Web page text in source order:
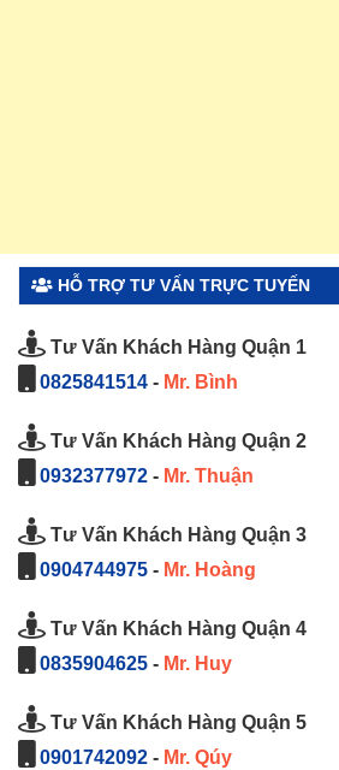
HỖ TRỢ TƯ VẤN TRỰC TUYẾN
Tư Vấn Khách Hàng Quận 1
0825841514 - Mr. Bình
Tư Vấn Khách Hàng Quận 2
0932377972 - Mr. Thuận
Tư Vấn Khách Hàng Quận 3
0904744975 - Mr. Hoàng
Tư Vấn Khách Hàng Quận 4
0835904625 - Mr. Huy
Tư Vấn Khách Hàng Quận 5
0901742092 - Mr. Qúy